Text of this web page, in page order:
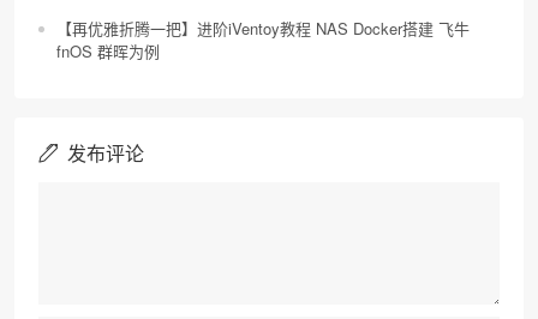
【再优雅折腾一把】进阶iVentoy教程 NAS Docker搭建 飞牛
fnOS 群晖为例
发布评论